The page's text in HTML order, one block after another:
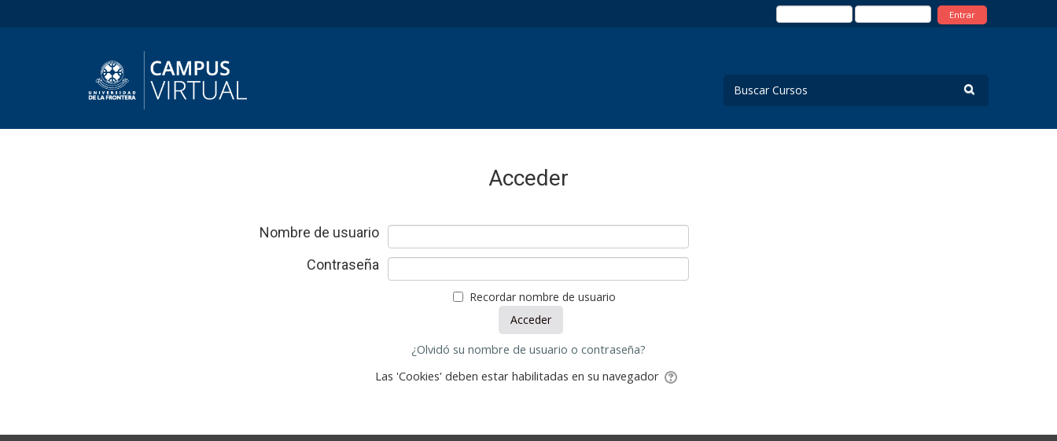
Entrar
Acceder
Nombre de usuario
Contraseña
Recordar nombre de usuario
¿Olvidó su nombre de usuario o contraseña?
Las 'Cookies' deben estar habilitadas en su navegador